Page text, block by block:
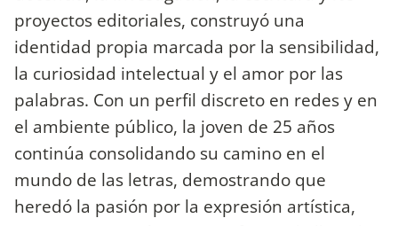
proyectos editoriales, construyó una
identidad propia marcada por la sensibilidad,
la curiosidad intelectual y el amor por las
palabras. Con un perfil discreto en redes y en
el ambiente público, la joven de 25 años
continúa consolidando su camino en el
mundo de las letras, demostrando que
heredó la pasión por la expresión artística,